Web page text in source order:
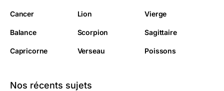
Cancer Lion Vierge
Balance Scorpion Sagittaire
Capricorne Verseau Poissons
Nos récents sujets